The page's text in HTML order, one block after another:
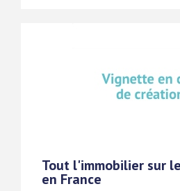
Tout l'immobilier sur
en France